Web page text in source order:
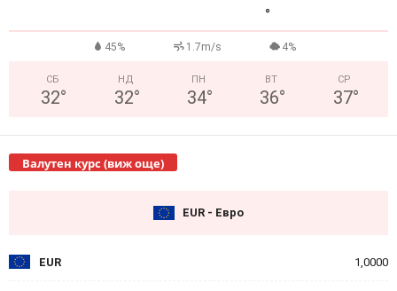
°
45% 1.7m/s 4%
СБ
32°
НД
32°
ПН
34°
ВТ
36°
СР
37°
Валутен курс (виж още)
EUR - Евро
EUR 1,0000